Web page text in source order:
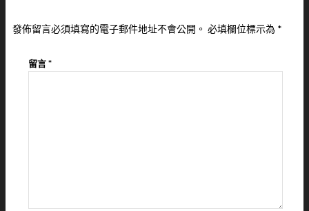
發佈留言必須填寫的電子郵件地址不會公開。 必填欄位標示為 *
留言*